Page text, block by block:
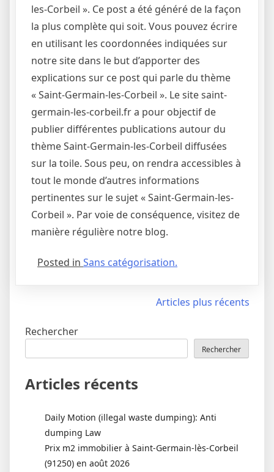
les-Corbeil ». Ce post a été généré de la façon
la plus complète qui soit. Vous pouvez écrire
en utilisant les coordonnées indiquées sur
notre site dans le but d’apporter des
explications sur ce post qui parle du thème
« Saint-Germain-les-Corbeil ». Le site saint-
germain-les-corbeil.fr a pour objectif de
publier différentes publications autour du
thème Saint-Germain-les-Corbeil diffusées
sur la toile. Sous peu, on rendra accessibles à
tout le monde d’autres informations
pertinentes sur le sujet « Saint-Germain-les-
Corbeil ». Par voie de conséquence, visitez de
manière régulière notre blog.
Posted in Sans catégorisation.
des
Articles plus récents
Rechercher
Rechercher
Articles récents
Daily Motion (illegal waste dumping): Anti
dumping Law
Prix m2 immobilier à Saint-Germain-lès-Corbeil
(91250) en août 2026